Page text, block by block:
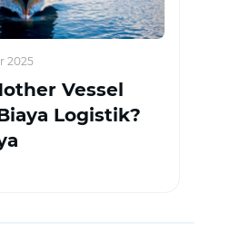
2025
Vessel
Logistik?